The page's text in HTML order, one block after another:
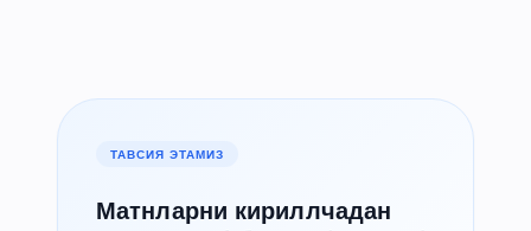
ТАВСИЯ ЭТАМИЗ
Матнларни кириллчадан